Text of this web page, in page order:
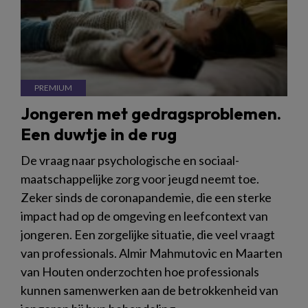
Jongeren met gedragsproblemen.
Een duwtje in de rug
De vraag naar psychologische en sociaal-
maatschappelijke zorg voor jeugd neemt toe.
Zeker sinds de coronapandemie, die een sterke
impact had op de omgeving en leefcontext van
jongeren. Een zorgelijke situatie, die veel vraagt
van professionals. Almir Mahmutovic en Maarten
van Houten onderzochten hoe professionals
kunnen samenwerken aan de betrokkenheid van